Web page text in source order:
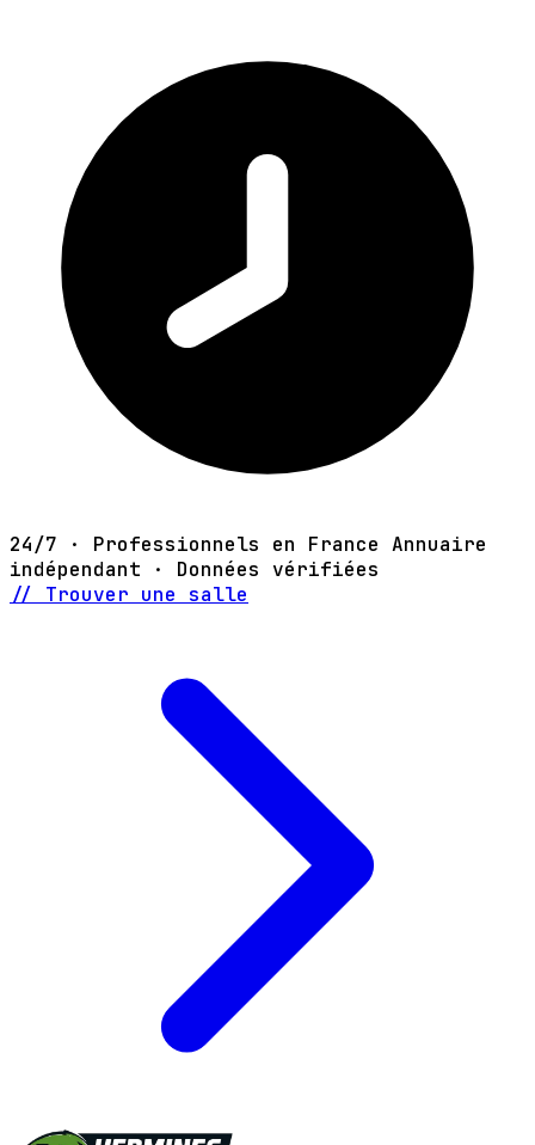
24/7 · Professionnels en France Annuaire
indépendant · Données vérifiées
// Trouver une salle